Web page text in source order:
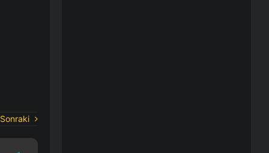
Sonraki